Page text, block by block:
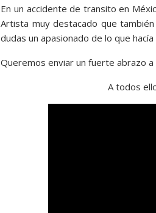
En un accidente de transito en
Artista muy destacado que
dudas un apasionado de lo que
Queremos enviar un fuerte abrazo
A todos